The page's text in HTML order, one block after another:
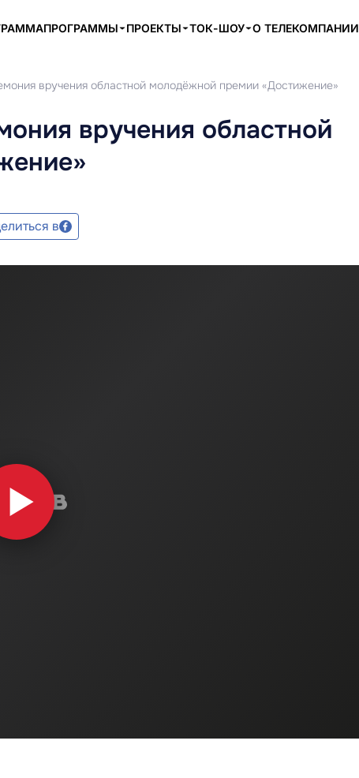
ПРОГРАММЫ ПРОЕКТЫ ТОК-ШОУ О ТЕЛЕКОМПАНИИ
вручения областной молодёжной премии «Достижение»
вручения областной
в